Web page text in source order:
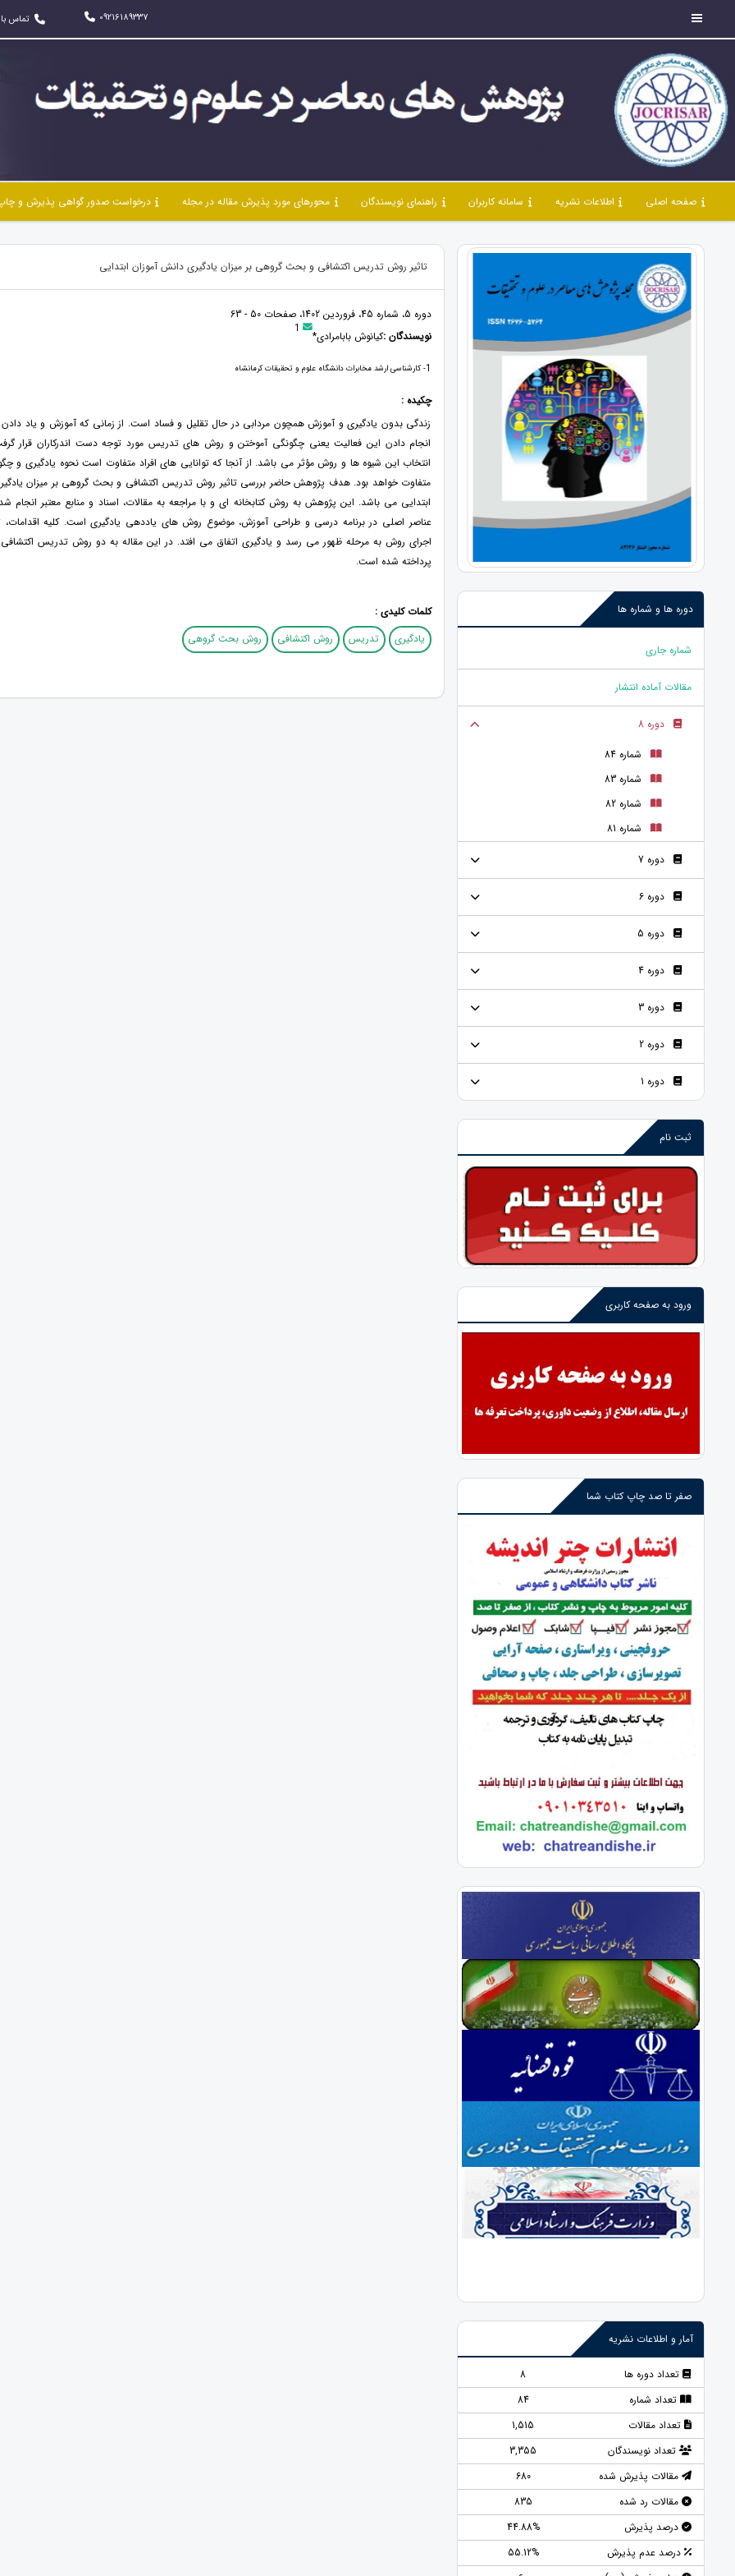
09216189337 تماس
صفحه اصلی اطلاعات نشریه سامانه کاربران راهنمای نویسندگان محورهای مورد پذیرش مقاله در مجله درخواست صدور گواهی پذیرش و
دوره ها و شماره ها
شماره جاری
مقالات آماده انتشار
دوره 8
شماره 84
شماره 83
شماره 82
شماره 81
دوره 7
دوره 6
دوره 5
دوره 4
دوره 3
دوره 2
دوره 1
ثبت نام
ورود به صفحه کاربری
صفر تا صد چاپ کتاب شما
آمار و اطلاعات نشریه
تعداد دوره ها
8
تعداد شماره
84
تعداد مقالات
1,515
تعداد نویسندگان
3,355
مقالات پذیرش شده
680
مقالات رد شده
835
درصد پذیرش
44.88%
درصد عدم پذیرش
55.12%
تاثیر روش تدریس اکتشافی و بحث گروهی بر میزان یادگیری دانش آموزان ابتدایی
دوره 5، شماره 45، فروردین 1402، صفحات 50 - 63
نویسندگان :کیانوش بابامرادی* 1
1- کارشناسی ارشد مخابرات دانشگاه علوم و تحقیقات کرمانشاه
چکیده :
زندگی بدون یادگیری و آموزش همچون مردابی در حال تقلیل و فساد است. از زمانی که آموزش و یاد
انجام دادن این فعالیت یعنی چگونگی آموختن و روش های تدریس مورد توجه دست اندرکاران قرار
انتخاب این شیوه ها و روش مؤثر می باشد. از آنجا که توانایی های افراد متفاوت است نحوه یادگیری و
متفاوت خواهد بود. هدف پژوهش حاضر بررسی تاثیر روش تدریس اکتشافی و بحث گروهی بر میزان
ابتدایی می باشد. این پژوهش به روش کتابخانه ای و با مراجعه به مقالات، اسناد و منابع معتبر انجام
عناصر اصلی در برنامه درسی و طراحی آموزش، موضوع روش های یاددهی یادگیری است. کلیه
اجرای روش به مرحله ظهور می رسد و یادگیری اتفاق می افتد. در این مقاله به دو روش تدریس
پرداخته شده است.
کلمات کلیدی :
یادگیری
تدریس روش اکتشافی روش بحث گروهی